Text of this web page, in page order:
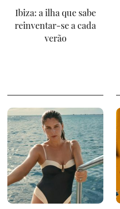
Ibiza: a ilha que sabe
reinventar-se a cada
verão